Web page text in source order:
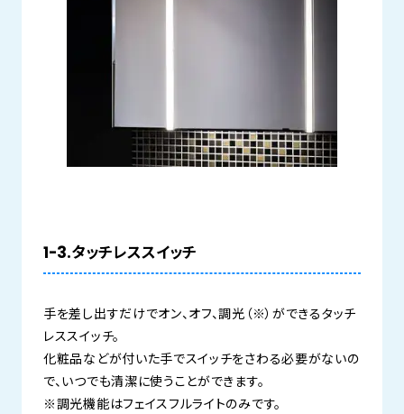
1-3.タッチレススイッチ
手を差し出すだけでオン、オフ、調光（※）ができるタッチ
レススイッチ。
化粧品などが付いた手でスイッチをさわる必要がないの
で、いつでも清潔に使うことができます。
※調光機能はフェイスフルライトのみです。